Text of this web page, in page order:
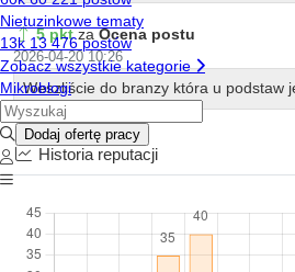
5 pktza Ocena postu
2026-04-20 10:26
Weszliście do branzy która u podstaw
nie tworzyć sztucznych...
5 pktza Ocena postu
Weszliście do branzy która u podstaw
nie tworzyć sztucznych...
Historia reputacji